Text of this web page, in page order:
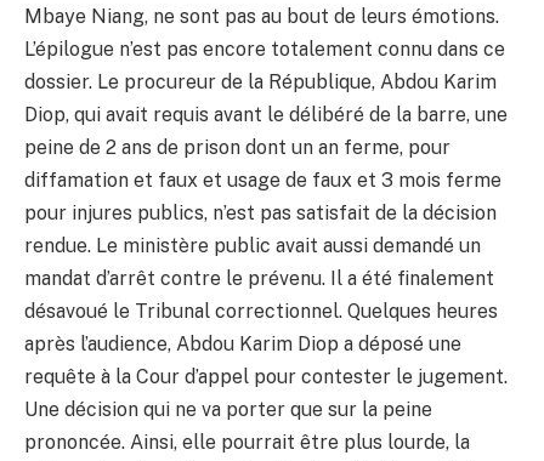
Mbaye Niang, ne sont pas au bout de leurs émotions.
L’épilogue n’est pas encore totalement connu dans ce
dossier. Le procureur de la République, Abdou Karim
Diop, qui avait requis avant le délibéré de la barre, une
peine de 2 ans de prison dont un an ferme, pour
diffamation et faux et usage de faux et 3 mois ferme
pour injures publics, n’est pas satisfait de la décision
rendue. Le ministère public avait aussi demandé un
mandat d’arrêt contre le prévenu. Il a été finalement
désavoué le Tribunal correctionnel. Quelques heures
après l’audience, Abdou Karim Diop a déposé une
requête à la Cour d’appel pour contester le jugement.
Une décision qui ne va porter que sur la peine
prononcée. Ainsi, elle pourrait être plus lourde, la